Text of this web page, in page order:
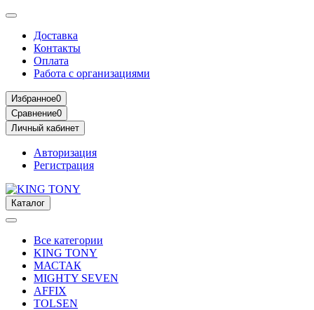
Доставка
Контакты
Оплата
Работа с организациями
Избранное0
Сравнение0
Личный кабинет
Авторизация
Регистрация
Каталог
Все категории
KING TONY
МАСТАК
MIGHTY SEVEN
AFFIX
TOLSEN